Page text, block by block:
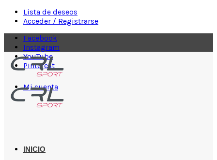
Lista de deseos
Acceder / Registrarse
Facebook
Instagram
YouTube
Pinterest
Mi cuenta
INICIO